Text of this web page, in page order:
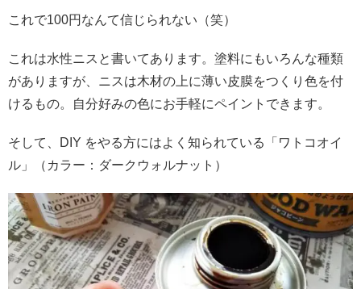
これで100円なんて信じられない（笑）
これは水性ニスと書いてあります。塗料にもいろんな種類
がありますが、ニスは木材の上に薄い皮膜をつくり色を付
けるもの。自分好みの色にお手軽にペイントできます。
そして、DIY をやる方にはよく知られている「ワトコオイ
ル」（カラー：ダークウォルナット）